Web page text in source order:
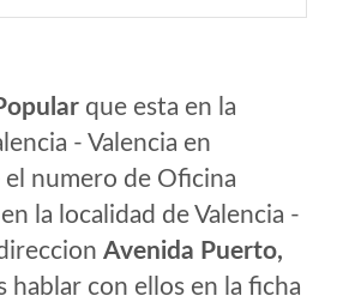
que esta en la
- Valencia en
el numero de Oficina
la localidad de Valencia -
Avenida Puerto,
hablar con ellos en la ficha